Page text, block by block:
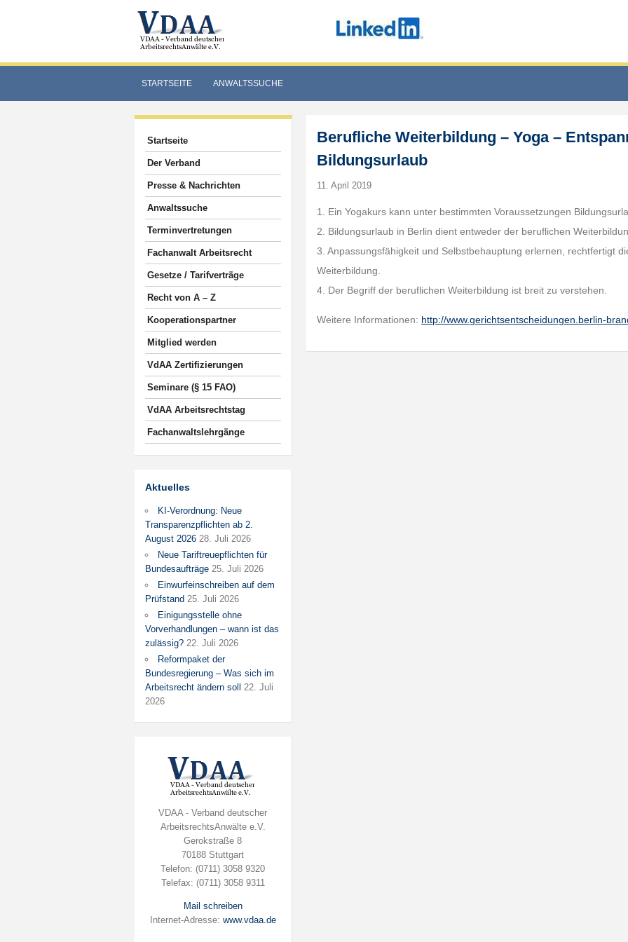
STARTSEITE ANWALTSSUCHE
Startseite
Der Verband
Presse & Nachrichten
Anwaltssuche
Terminvertretungen
Fachanwalt Arbeitsrecht
Gesetze / Tarifverträge
Recht von A – Z
Kooperationspartner
Mitglied werden
VdAA Zertifizierungen
Seminare (§ 15 FAO)
VdAA Arbeitsrechtstag
Fachanwaltslehrgänge
Aktuelles
KI-Verordnung: Neue
Transparenzpflichten ab 2.
August 2026 28. Juli 2026
Neue Tariftreuepflichten für
Bundesaufträge 25. Juli 2026
Einwurfeinschreiben auf dem
Prüfstand 25. Juli 2026
Einigungsstelle ohne
Vorverhandlungen – wann ist das
zulässig? 22. Juli 2026
Reformpaket der
Bundesregierung – Was sich im
Arbeitsrecht ändern soll
22. Juli
2026
VDAA - Verband deutscher
ArbeitsrechtsAnwälte e.V.
Gerokstraße 8
70188 Stuttgart
Telefon: (0711) 3058 9320
Telefax: (0711) 3058 9311
Mail schreiben
Internet-Adresse: www.vdaa.de
Berufliche Weiterbildung – Yoga –
Bildungsurlaub
11. April 2019
1. Ein Yogakurs kann unter bestimmten Voraussetzungen
2. Bildungsurlaub in Berlin dient entweder der beruflichen
3. Anpassungsfähigkeit und Selbstbehauptung erlernen, rechtfertigt
Weiterbildung.
4. Der Begriff der beruflichen Weiterbildung ist breit zu verstehen.
Weitere Informationen: http://www.gerichtsentscheidungen.berlin-